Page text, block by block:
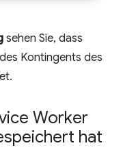
sehen Sie, dass
Kontingents des
Worker
hat